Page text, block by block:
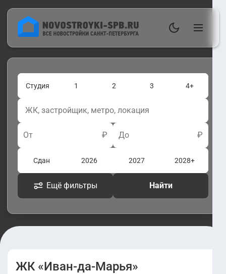
Студия 1 2 3 4+
От ₽ До ₽
Сдан 2026 2027 2028+
Ещё фильтры Найти
ЖК «Иван-да-Марья»